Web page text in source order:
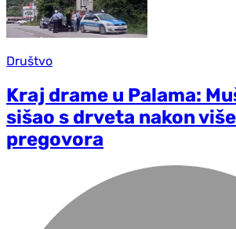
Društvo
Kraj drame u Palama:
sišao s drveta nakon
pregovora